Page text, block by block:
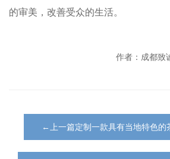
的审美，改善受众的生活。
作者：成都致
←上一篇定制一款具有当地特色的